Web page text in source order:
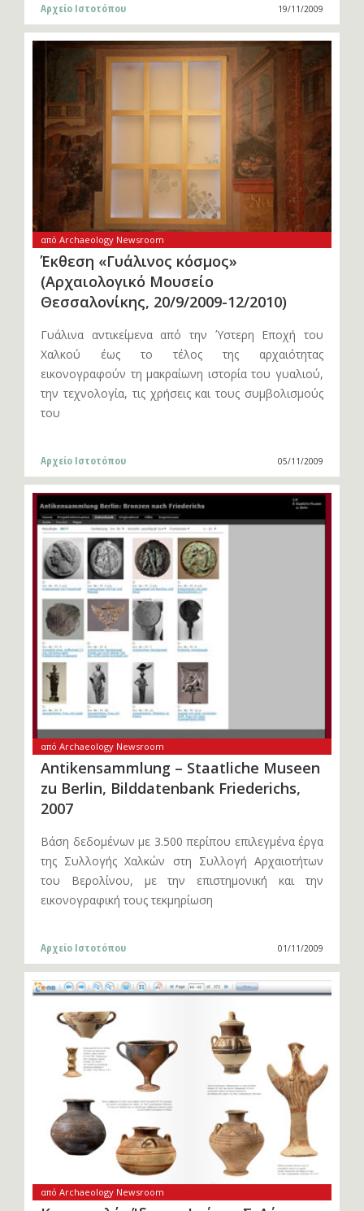
Αρχείο Ιστοτόπου 19/11/2009
από Archaeology Newsroom
Έκθεση «Γυάλινος κόσμος»
(Αρχαιολογικό Μουσείο
Θεσσαλονίκης, 20/9/2009-12/2010)
Γυάλινα αντικείμενα από την Ύστερη Εποχή του
Χαλκού έως το τέλος της αρχαιότητας
εικονογραφούν τη μακραίωνη ιστορία του γυαλιού,
την τεχνολογία, τις χρήσεις και τους συμβολισμούς
του
Αρχείο Ιστοτόπου 05/11/2009
από Archaeology Newsroom
Antikensammlung – Staatliche Museen
zu Berlin, Bilddatenbank Friederichs,
2007
Βάση δεδομένων με 3.500 περίπου επιλεγμένα έργα
της Συλλογής Χαλκών στη Συλλογή Αρχαιοτήτων
του Βερολίνου, με την επιστημονική και την
εικονογραφική τους τεκμηρίωση
Αρχείο Ιστοτόπου 01/11/2009
από Archaeology Newsroom